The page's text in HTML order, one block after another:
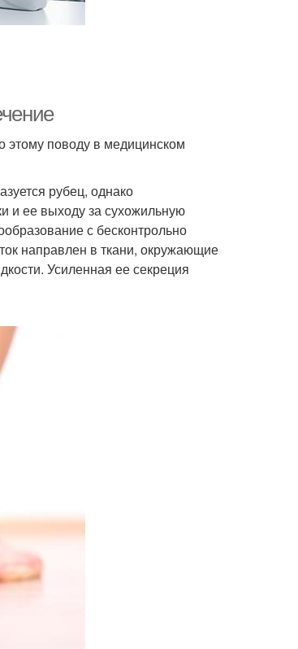
поводу в медицинском
рубец, однако
и ее выходу за сухожильную
с бесконтрольно
направлен в ткани, окружающие
Усиленная ее секреция